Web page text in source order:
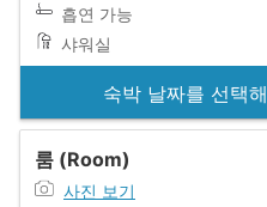
흡연 가능
샤워실
숙박 날짜를 선택
룸 (Room)
사진 보기